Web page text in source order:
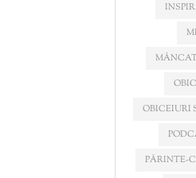
OBICEIURI
PĂRINTE-